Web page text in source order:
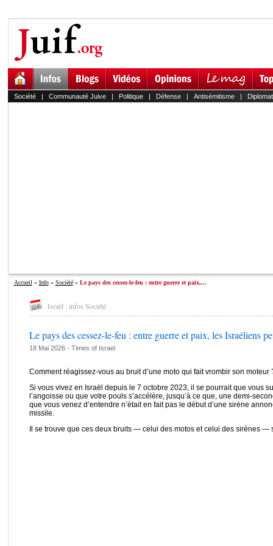
Société| Communauté Juive| Politique| Défense| Antisémitisme|
Accueil » Info» Société» Le pays des cessez-le-feu : entre guerre et paix,...
Israël : infos Société
Le pays des cessez-le-feu : entre guerre et paix, les Israéliens
18 Mai 2026 - Times of Israel
Comment réagissez-vous au bruit d’une moto qui fait vrombir son moteur
Si vous vivez en Israël depuis le 7 octobre 2023, il se pourrait que vous
l’angoisse ou que votre pouls s’accélère, jusqu’à ce que, une demi-
que vous venez d’entendre n’était en fait pas le début d’une sirène
missile.
Il se trouve que ces deux bruits — celui des motos et celui des sirènes —